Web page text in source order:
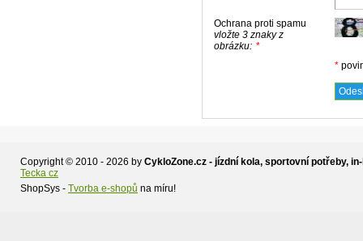
Ochrana proti spamu
vložte 3 znaky z
obrázku: *
*
Copyright © 2010 - 2026 by CykloZone.cz - jízdní kola, sportovní potřeby,
Tecka cz
ShopSys - Tvorba e-shopů na míru!